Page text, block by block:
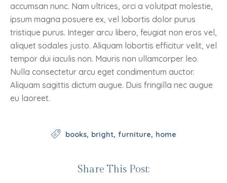
accumsan nunc. Nam ultrices, orci a volutpat molestie,
ipsum magna posuere ex, vel lobortis dolor purus
tristique purus. Integer arcu libero, feugiat non eros vel,
aliquet sodales justo. Aliquam lobortis efficitur velit, vel
tempor dui iaculis non. Mauris non ullamcorper leo.
Nulla consectetur arcu eget condimentum auctor.
Aliquam sagittis dictum augue. Duis fringilla nec augue
eu laoreet.
books bright furniture home
Share This Post: